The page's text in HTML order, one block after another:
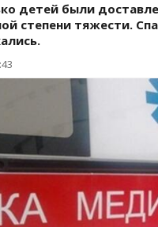
детей были
степени тяжести.